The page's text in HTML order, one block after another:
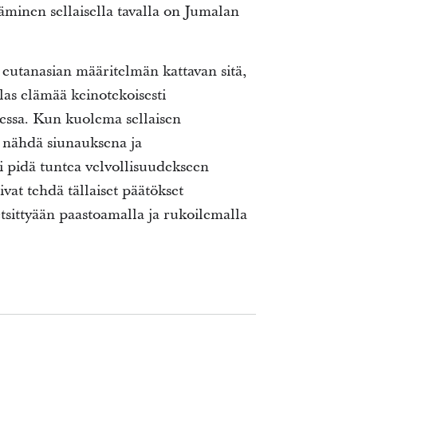
sellaisella tavalla on Jumalan
määritelmän kattavan sitä,
elämää keinotekoisesti
Kun kuolema sellaisen
siunauksena ja
pidä tuntea velvollisuudekseen
tehdä tällaiset päätökset
paastoamalla ja rukoilemalla